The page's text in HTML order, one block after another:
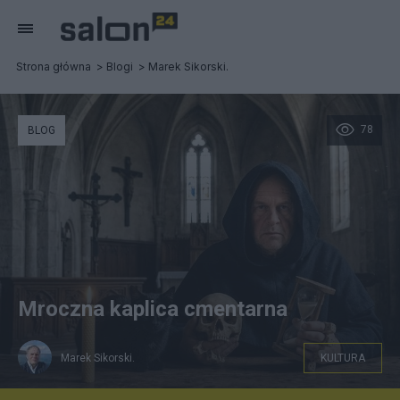
Strona główna Blogi Marek Sikorski.
78
BLOG
Mroczna kaplica cmentarna
Marek Sikorski. KULTURA